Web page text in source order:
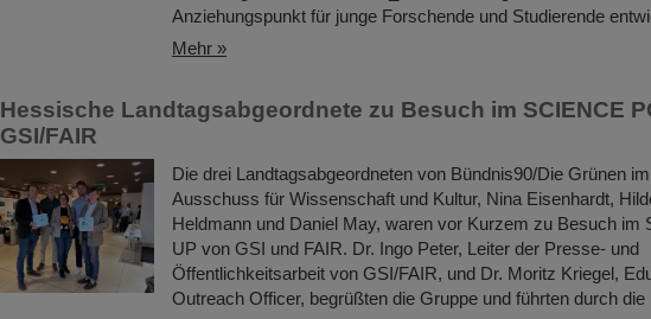
Anziehungspunkt für junge Forschende und Studierende
Mehr »
Hessische Landtagsabgeordnete zu Besuch im SCIENCE
GSI/FAIR
Die drei Landtagsabgeordneten von Bündnis90/Die Grünen
Ausschuss für Wissenschaft und Kultur, Nina Eisenhardt,
Heldmann und Daniel May, waren vor Kurzem zu Besuch im
UP von GSI und FAIR. Dr. Ingo Peter, Leiter der Presse- und
Öffentlichkeitsarbeit von GSI/FAIR, und Dr. Moritz Kriegel,
Outreach Officer, begrüßten die Gruppe und führten durch